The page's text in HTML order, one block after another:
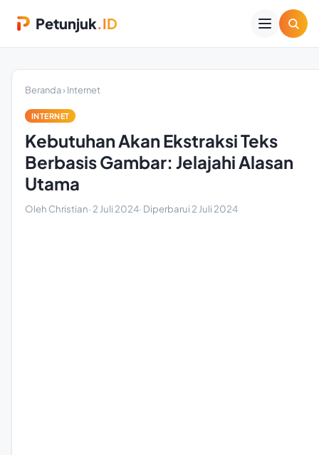
Petunjuk.ID
Beranda›Internet
INTERNET
Kebutuhan Akan Ekstraksi Teks
Berbasis Gambar: Jelajahi Alasan
Utama
Oleh Christian· 2 Juli 2024· Diperbarui 2 Juli 2024